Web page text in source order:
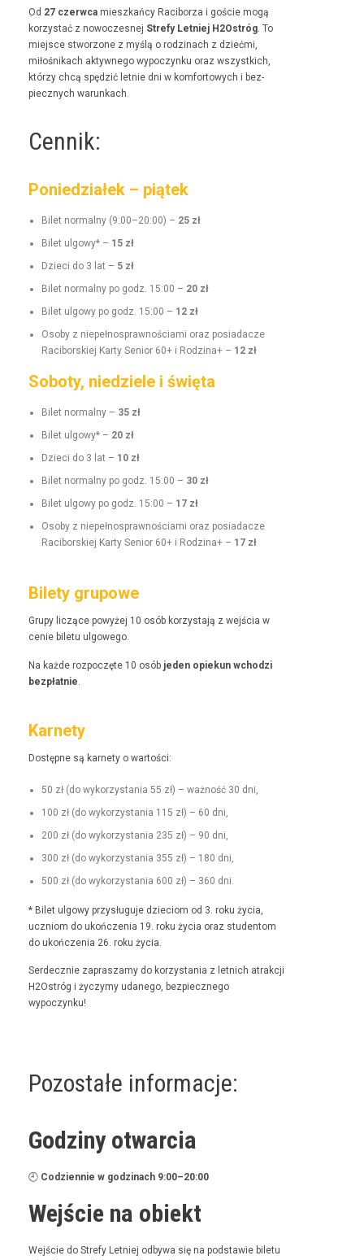
Od 27 czer­w­ca mieszkań­cy Raci­borza i goś­cie mogą
korzys­tać z nowoczes­nej Stre­fy Let­niej H2Ostróg. To
miejsce stwor­zone z myślą o rodz­i­nach z dzieć­mi,
miłośnikach akty­wnego wypoczynku oraz wszys­t­kich,
którzy chcą spędz­ić let­nie dni w kom­for­towych i bez­
piecznych warunkach.
Cennik:
Poniedziałek – piątek
Bilet nor­mal­ny (9:00–20:00) – 25 zł
Bilet ulgo­wy* – 15 zł
Dzieci do 3 lat – 5 zł
Bilet nor­mal­ny po godz. 15:00 – 20 zł
Bilet ulgo­wy po godz. 15:00 – 12 zł
Oso­by z niepełnosprawnoś­ci­a­mi oraz posi­adacze
Raci­borskiej Kar­ty Senior 60+ i Rodz­i­na+ – 12 zł
Soboty, niedziele i święta
Bilet nor­mal­ny – 35 zł
Bilet ulgo­wy* – 20 zł
Dzieci do 3 lat – 10 zł
Bilet nor­mal­ny po godz. 15:00 – 30 zł
Bilet ulgo­wy po godz. 15:00 – 17 zł
Oso­by z niepełnosprawnoś­ci­a­mi oraz posi­adacze
Raci­borskiej Kar­ty Senior 60+ i Rodz­i­na+ – 17 zł
Bilety grupowe
Grupy liczące powyżej 10 osób korzys­ta­ją z wejś­cia w
cenie bile­tu ulgowego.
Na każde rozpoczęte 10 osób jeden opiekun wchodzi
bezpłat­nie.
Karnety
Dostęp­ne są kar­ne­ty o wartości:
50 zł (do wyko­rzys­ta­nia 55 zł) – ważność 30 dni,
100 zł (do wyko­rzys­ta­nia 115 zł) – 60 dni,
200 zł (do wyko­rzys­ta­nia 235 zł) – 90 dni,
300 zł (do wyko­rzys­ta­nia 355 zł) – 180 dni,
500 zł (do wyko­rzys­ta­nia 600 zł) – 360 dni.
* Bilet ulgo­wy przysługu­je dzieciom od 3. roku życia,
uczniom do ukończenia 19. roku życia oraz stu­den­tom
do ukończenia 26. roku życia.
Serdecznie zaprasza­my do korzys­ta­nia z let­nich atrakcji
H2Ostróg i życzymy udanego, bez­piecznego
wypoczynku!
Pozostałe informacje:
Godziny otwarcia
🕘 Codzi­en­nie w godz­i­nach 9:00–20:00
Wejście na obiekt
Wejś­cie do Stre­fy Let­niej odby­wa się na pod­staw­ie bile­tu